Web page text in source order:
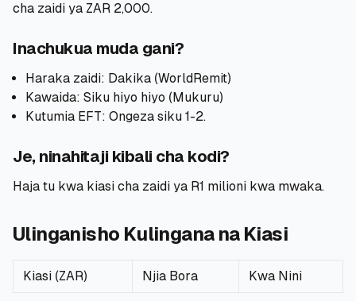
cha zaidi ya ZAR 2,000.
Inachukua muda gani?
Haraka zaidi: Dakika (WorldRemit)
Kawaida: Siku hiyo hiyo (Mukuru)
Kutumia EFT: Ongeza siku 1-2.
Je, ninahitaji kibali cha kodi?
Haja tu kwa kiasi cha zaidi ya R1 milioni kwa mwaka.
Ulinganisho Kulingana na Kiasi
Kiasi (ZAR) Njia Bora Kwa Nini